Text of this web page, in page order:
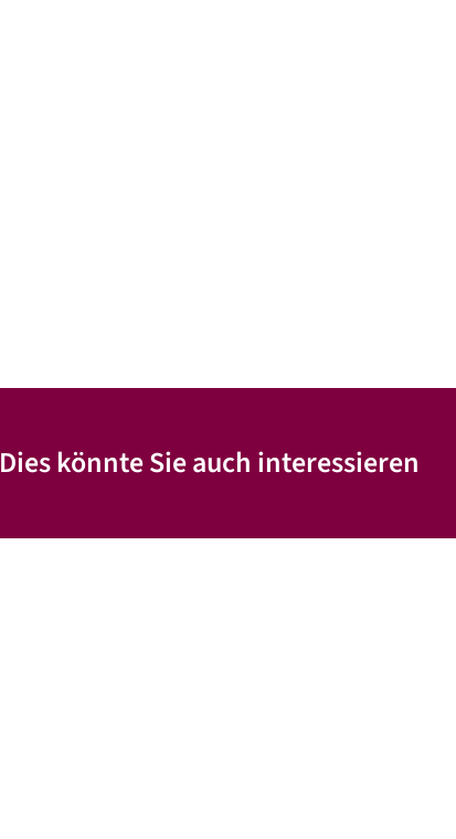
Dies könnte Sie auch interessieren